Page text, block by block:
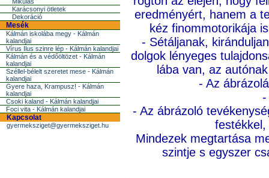
Karácsonyi ötletek
Dekoráció
Mesék
Kálmán iskolába megy - Kálmán
kalandjai
Vírus Ilus szinre lép - Kálmán kalandjai
Kálmán és a védőöltözet - Kálmán
kalandjai
Széllel-bélelt szeretet mese - Kálmán
kalandjai
Gyere haza, Krampusz! - Kálmán
kalandjai
Csoki kaland - Kálmán kalandjai
Foci vita - Kálmán kalandjai
Kapcsolat
gyermeksziget@gyermeksziget.hu
eredményért, hanem a
kéz finommotorikája
- Sétáljanak,
dolgok lényeges
lába van, az
- Az
-
- Az ábrázoló
Mindezek megtartása
szintje s egyszer